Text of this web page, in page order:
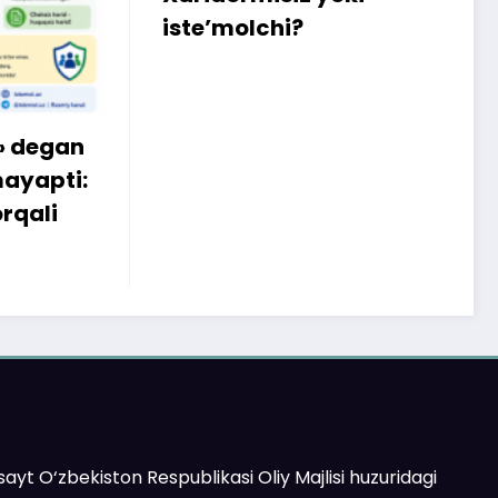
iste’molchi?
O‘zbekiston Respublikasi Oliy Majlisi huzuridagi